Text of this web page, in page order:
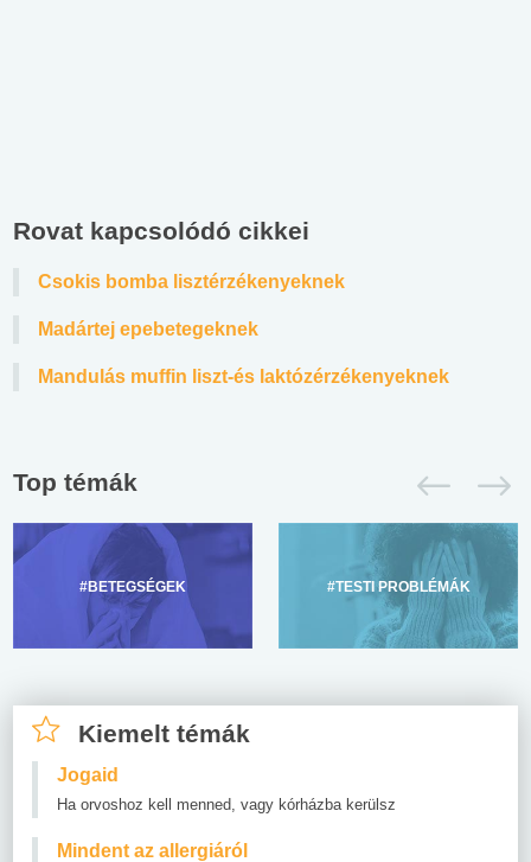
Rovat kapcsolódó cikkei
Csokis bomba lisztérzékenyeknek
Madártej epebetegeknek
Mandulás muffin liszt-és laktózérzékenyeknek
Top témák
#BETEGSÉGEK #TESTI PROBLÉMÁK
Kiemelt témák
Jogaid
Ha orvoshoz kell menned, vagy kórházba kerülsz
Mindent az allergiáról